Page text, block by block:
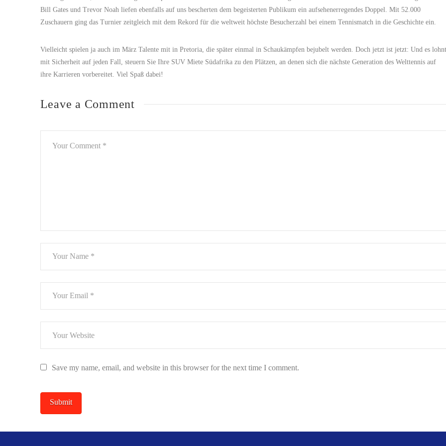
Bill Gates und Trevor Noah liefen ebenfalls auf uns bescherten dem begeisterten Publikum ein aufsehenerregendes Doppel. Mit 52.000
Zuschauern ging das Turnier zeitgleich mit dem Rekord für die weltweit höchste Besucherzahl bei einem Tennismatch in die Geschichte ein.
Vielleicht spielen ja auch im März Talente mit in Pretoria, die später einmal in Schaukämpfen bejubelt werden. Doch jetzt ist jetzt: Und es lohnt
mit Sicherheit auf jeden Fall, steuern Sie Ihre SUV Miete Südafrika zu den Plätzen, an denen sich die nächste Generation des Welttennis auf
ihre Karrieren vorbereitet. Viel Spaß dabei!
Leave a Comment
Save my name, email, and website in this browser for the next time I comment.